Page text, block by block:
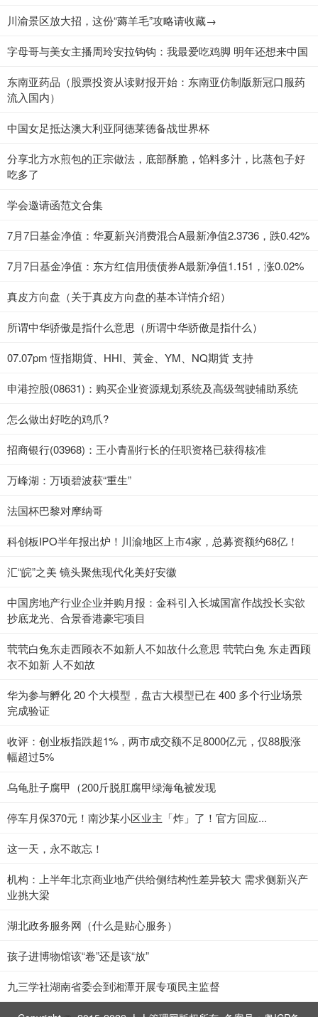
川渝景区放大招，这份“薅羊毛”攻略请收藏→
字母哥与美女主播周玲安拉钩钩：我最爱吃鸡脚 明年还想来中国
东南亚药品（股票投资从读财报开始：东南亚仿制版新冠口服药
流入国内）
中国女足抵达澳大利亚阿德莱德备战世界杯
分享北方水煎包的正宗做法，底部酥脆，馅料多汁，比蒸包子好
吃多了
学会邀请函范文合集
7月7日基金净值：华夏新兴消费混合A最新净值2.3736，跌0.42%
7月7日基金净值：东方红信用债债券A最新净值1.151，涨0.02%
真皮方向盘（关于真皮方向盘的基本详情介绍）
所谓中华骄傲是指什么意思（所谓中华骄傲是指什么）
07.07pm 恆指期貨、HHI、黃金、YM、NQ期貨 支持
申港控股(08631)：购买企业资源规划系统及高级驾驶辅助系统
怎么做出好吃的鸡爪?
招商银行(03968)：王小青副行长的任职资格已获得核准
万峰湖：万顷碧波获“重生”
法国杯巴黎对摩纳哥
科创板IPO半年报出炉！川渝地区上市4家，总募资额约68亿！
汇“皖”之美 镜头聚焦现代化美好安徽
中国房地产行业企业并购月报：金科引入长城国富作战投长实欲
抄底龙光、合景香港豪宅项目
茕茕白兔东走西顾衣不如新人不如故什么意思 茕茕白兔 东走西顾
衣不如新 人不如故
华为参与孵化 20 个大模型，盘古大模型已在 400 多个行业场景
完成验证
收评：创业板指跌超1%，两市成交额不足8000亿元，仅88股涨
幅超过5%
乌龟肚子腐甲（200斤脱肛腐甲绿海龟被发现
停车月保370元！南沙某小区业主「炸」了！官方回应...
这一天，永不敢忘！
机构：上半年北京商业地产供给侧结构性差异较大 需求侧新兴产
业挑大梁
湖北政务服务网（什么是贴心服务）
孩子进博物馆该“卷”还是该“放”
九三学社湖南省委会到湘潭开展专项民主监督